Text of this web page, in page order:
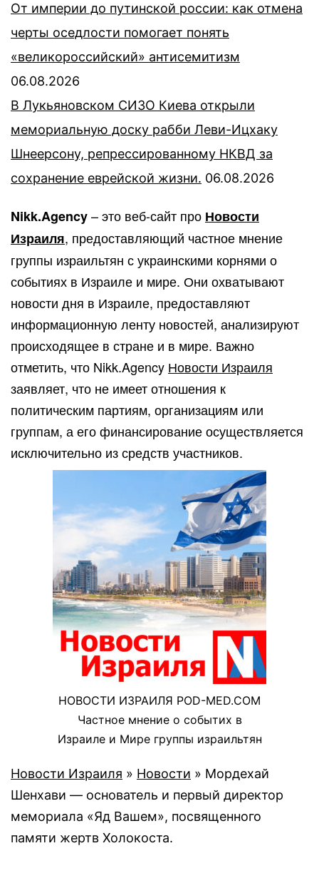
От империи до путинской россии: как отмена
черты оседлости помогает понять
«великороссийский» антисемитизм
06.08.2026
В Лукьяновском СИЗО Киева открыли
мемориальную доску рабби Леви-Ицхаку
Шнеерсону, репрессированному НКВД за
сохранение еврейской жизни. 06.08.2026
Nikk.Agency– это веб-сайт про Новости
Израиля, предоставляющий частное мнение
группы израильтян с украинскими корнями о
событиях в Израиле и мире. Они охватывают
новости дня в Израиле, предоставляют
информационную ленту новостей, анализируют
происходящее в стране и в мире. Важно
отметить, что Nikk.Agency Новости Израиля
заявляет, что не имеет отношения к
политическим партиям, организациям или
группам, а его финансирование осуществляется
исключительно из средств участников.
НОВОСТИ ИЗРАИЛЯ POD-MED.COM
Частное мнение о событих в
Израиле и Мире группы израильтян
Новости Израиля » Новости » Мордехай
Шенхави — основатель и первый директор
мемориала «Яд Вашем», посвященного
памяти жертв Холокоста.